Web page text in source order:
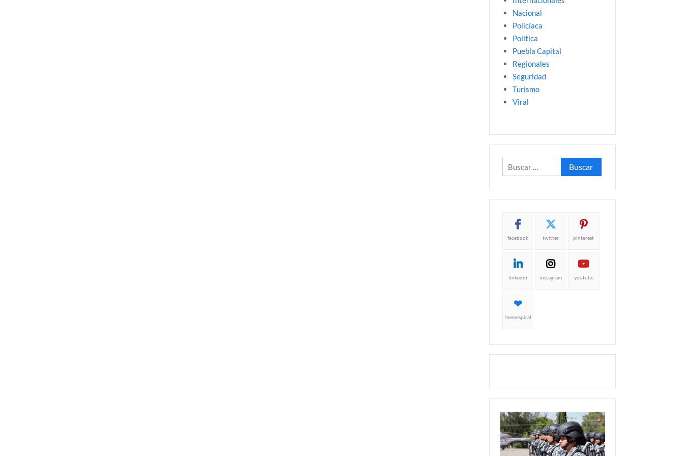
Nacional
Policíaca
Politica
Puebla Capital
Regionales
Seguridad
Turismo
Viral
Buscar:
facebook twitter pinterest
linkedin instagram youtube
themespiral